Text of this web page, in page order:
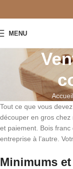
MENU
Accueil
Tout ce que vous
découper en gros
et paiement. Bois franc
entreprise à l’autre.
Minimums